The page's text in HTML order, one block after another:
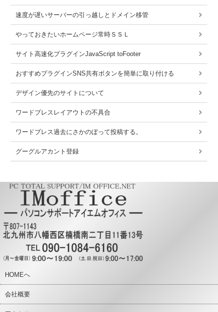
速度が遅いサーバーの引っ越しとドメイン移管
やっておきたいホームページ常時ＳＳＬ
サイト高速化プラグインJavaScript toFooter
おすすめプラグインSNS共有ボタンを簡単に取り付ける
デザイン優先のサイトについて
ワードブレスレイアウトの不具合
ワードブレス過去にさかのぼって投稿する。
グーグルアカント登録
HOMEへ
会社概要